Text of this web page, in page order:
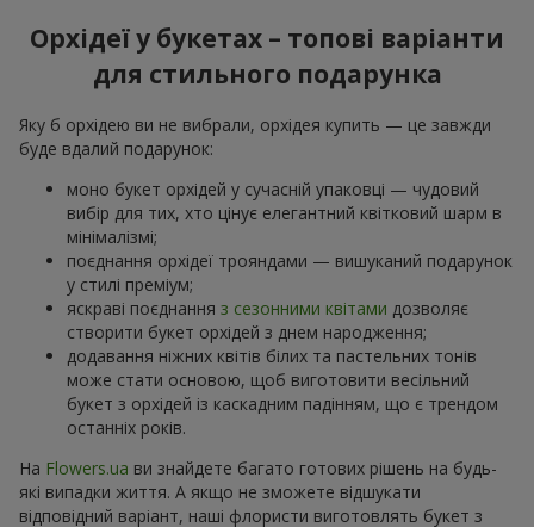
Орхідеї у букетах – топові варіанти
для стильного подарунка
Яку б орхідею ви не вибрали, орхідея купить — це завжди
буде вдалий подарунок:
моно букет орхідей у сучасній упаковці — чудовий
вибір для тих, хто цінує елегантний квітковий шарм в
мінімалізмі;
поєднання орхідеї трояндами — вишуканий подарунок
у стилі преміум;
яскраві поєднання з сезонними квітами дозволяє
створити букет орхідей з днем народження;
додавання ніжних квітів білих та пастельних тонів
може стати основою, щоб виготовити весільний
букет з орхідей із каскадним падінням, що є трендом
останніх років.
На Flowers.ua ви знайдете багато готових рішень на будь-
які випадки життя. А якщо не зможете відшукати
відповідний варіант, наші флористи виготовлять букет з